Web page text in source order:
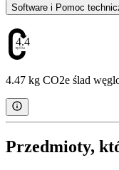
Software i Pomoc
4.47
4.47 kg CO2e ślad
Przedmioty,